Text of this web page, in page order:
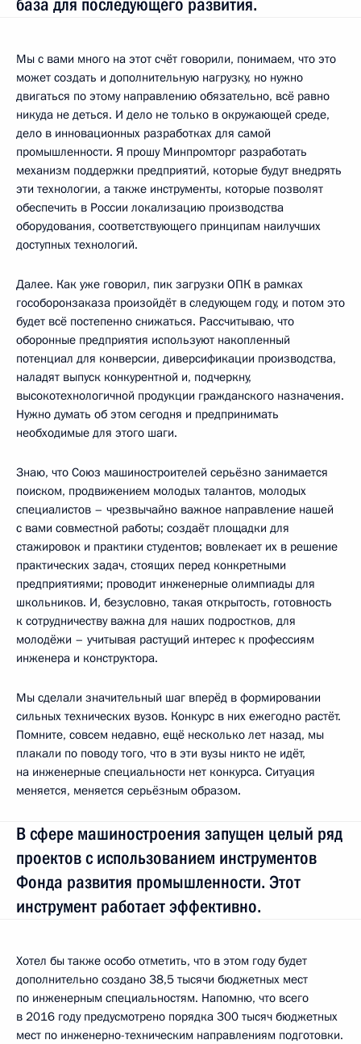
база для последующего развития.
Мы с вами много на этот счёт говорили, понимаем, что это
может создать и дополнительную нагрузку, но нужно
двигаться по этому направлению обязательно, всё равно
никуда не деться. И дело не только в окружающей среде,
дело в инновационных разработках для самой
промышленности. Я прошу Минпромторг разработать
механизм поддержки предприятий, которые будут внедрять
эти технологии, а также инструменты, которые позволят
обеспечить в России локализацию производства
оборудования, соответствующего принципам наилучших
доступных технологий.
Далее. Как уже говорил, пик загрузки ОПК в рамках
гособоронзаказа произойдёт в следующем году, и потом это
будет всё постепенно снижаться. Рассчитываю, что
оборонные предприятия используют накопленный
потенциал для конверсии, диверсификации производства,
наладят выпуск конкурентной и, подчеркну,
высокотехнологичной продукции гражданского назначения.
Нужно думать об этом сегодня и предпринимать
необходимые для этого шаги.
Знаю, что Союз машиностроителей серьёзно занимается
поиском, продвижением молодых талантов, молодых
специалистов – чрезвычайно важное направление нашей
с вами совместной работы; создаёт площадки для
стажировок и практики студентов; вовлекает их в решение
практических задач, стоящих перед конкретными
предприятиями; проводит инженерные олимпиады для
школьников. И, безусловно, такая открытость, готовность
к сотрудничеству важна для наших подростков, для
молодёжи – учитывая растущий интерес к профессиям
инженера и конструктора.
Мы сделали значительный шаг вперёд в формировании
сильных технических вузов. Конкурс в них ежегодно растёт.
Помните, совсем недавно, ещё несколько лет назад, мы
плакали по поводу того, что в эти вузы никто не идёт,
на инженерные специальности нет конкурса. Ситуация
меняется, меняется серьёзным образом.
В сфере машиностроения запущен целый ряд
проектов с использованием инструментов
Фонда развития промышленности. Этот
инструмент работает эффективно.
Хотел бы также особо отметить, что в этом году будет
дополнительно создано 38,5 тысячи бюджетных мест
по инженерным специальностям. Напомню, что всего
в 2016 году предусмотрено порядка 300 тысяч бюджетных
мест по инженерно-техническим направлениям подготовки.